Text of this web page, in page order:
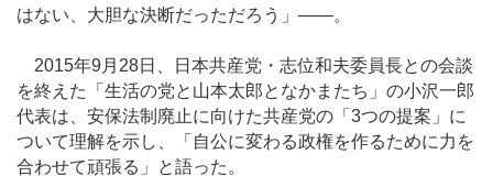
はない、大胆な決断だっただろう」――。
2015年9月28日、日本共産党・志位和夫委員長との会談
を終えた「生活の党と山本太郎となかまたち」の小沢一郎
代表は、安保法制廃止に向けた共産党の「3つの提案」に
ついて理解を示し、「自公に変わる政権を作るために力を
合わせて頑張る」と語った。